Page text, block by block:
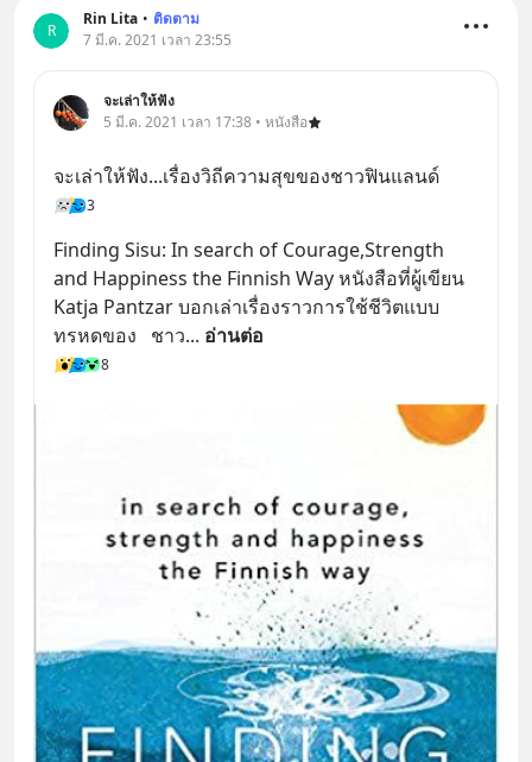
R
Rin Lita • ติดตาม
7 มี.ค. 2021 เวลา 23:55
จะเล่าให้ฟัง
5 มี.ค. 2021 เวลา 17:38 • หนังสือ
จะเล่าให้ฟัง...เรื่องวิถีความสุขของชาวฟินแลนด์
3
Finding Sisu: In search of Courage,Strength
and Happiness the Finnish Way หนังสือที่ผู้เขียน
Katja Pantzar บอกเล่าเรื่องราวการใช้ชีวิตแบบ
ทรหดของ   ชาว... อ่านต่อ
8